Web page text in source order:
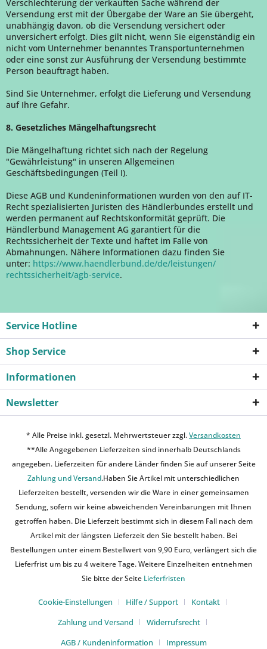
Verschlechterung der verkauften Sache während der
Versendung erst mit der Übergabe der Ware an Sie übergeht,
unabhängig davon, ob die Versendung versichert oder
unversichert erfolgt. Dies gilt nicht, wenn Sie eigenständig ein
nicht vom Unternehmer benanntes Transportunternehmen
oder eine sonst zur Ausführung der Versendung bestimmte
Person beauftragt haben.
Sind Sie Unternehmer, erfolgt die Lieferung und Versendung
auf Ihre Gefahr.
8. Gesetzliches Mängelhaftungsrecht
Die Mängelhaftung richtet sich nach der Regelung
"Gewährleistung" in unseren Allgemeinen
Geschäftsbedingungen (Teil I).
Diese AGB und Kundeninformationen wurden von den auf IT-
Recht spezialisierten Juristen des Händlerbundes erstellt und
werden permanent auf Rechtskonformität geprüft. Die
Händlerbund Management AG garantiert für die
Rechtssicherheit der Texte und haftet im Falle von
Abmahnungen. Nähere Informationen dazu finden Sie
unter: https://www.haendlerbund.de/de/leistungen/
rechtssicherheit/agb-service.
Service Hotline
Shop Service
Informationen
Newsletter
* Alle Preise inkl. gesetzl. Mehrwertsteuer zzgl.Versandkosten
**Alle Angegebenen Lieferzeiten sind innerhalb Deutschlands
angegeben. Lieferzeiten für andere Länder finden Sie auf unserer Seite
Zahlung und Versand.Haben Sie Artikel mit unterschiedlichen
Lieferzeiten bestellt, versenden wir die Ware in einer gemeinsamen
Sendung, sofern wir keine abweichenden Vereinbarungen mit Ihnen
getroffen haben. Die Lieferzeit bestimmt sich in diesem Fall nach dem
Artikel mit der längsten Lieferzeit den Sie bestellt haben. Bei
Bestellungen unter einem Bestellwert von 9,90 Euro, verlängert sich die
Lieferfrist um bis zu 4 weitere Tage. Weitere Einzelheiten entnehmen
Sie bitte der Seite Lieferfristen
Cookie-Einstellungen Hilfe / Support
Kontakt
Zahlung und Versand
Widerrufsrecht
AGB / Kundeninformation
Impressum